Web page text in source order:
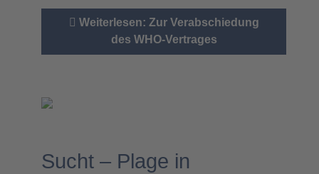
Weiterlesen: Zur Verabschiedung
des WHO-Vertrages
Sucht – Plage in